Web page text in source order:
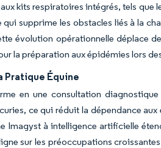
kits respiratoires intégrés, tels que
supprime les obstacles liés à la
évolution opérationnelle déplace
la préparation aux épidémies lors
Pratique Équine
en une consultation
ce qui réduit la dépendance
à intelligence artificielle
sur les préoccupations